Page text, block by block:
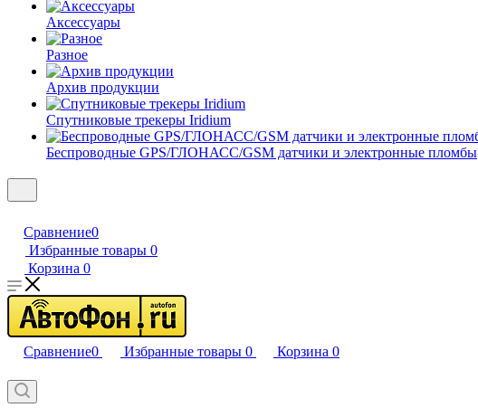
Аксессуары
Разное
Архив продукции
Спутниковые трекеры Iridium
Беспроводные GPS/ГЛОНАСС/GSM датчики и электронные пломбы
Сравнение0
Избранные товары 0
Корзина 0
Сравнение0 Избранные товары 0 Корзина 0